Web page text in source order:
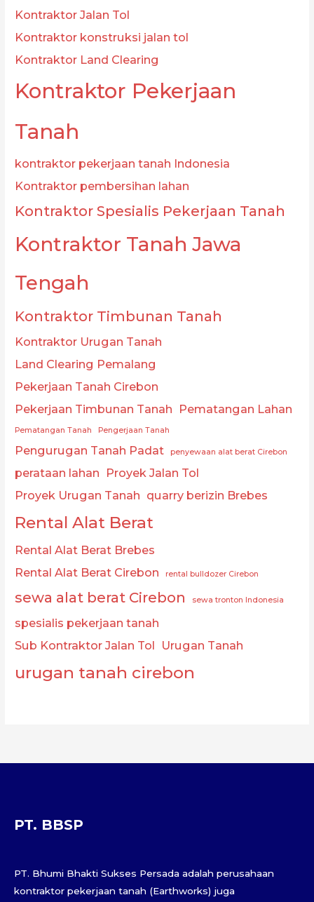
Kontraktor Jalan Tol
Kontraktor konstruksi jalan tol
Kontraktor Land Clearing
Kontraktor Pekerjaan
Tanah
kontraktor pekerjaan tanah Indonesia
Kontraktor pembersihan lahan
Kontraktor Spesialis Pekerjaan Tanah
Kontraktor Tanah Jawa
Tengah
Kontraktor Timbunan Tanah
Kontraktor Urugan Tanah
Land Clearing Pemalang
Pekerjaan Tanah Cirebon
Pekerjaan Timbunan Tanah Pematangan Lahan
Pematangan Tanah Pengerjaan Tanah
Pengurugan Tanah Padat penyewaan alat berat Cirebon
perataan lahan Proyek Jalan Tol
Proyek Urugan Tanah quarry berizin Brebes
Rental Alat Berat
Rental Alat Berat Brebes
Rental Alat Berat Cirebon
rental bulldozer Cirebon
sewa alat berat Cirebon sewa tronton Indonesia
spesialis pekerjaan tanah
Sub Kontraktor Jalan Tol Urugan Tanah
urugan tanah cirebon
PT. BBSP
PT. Bhumi Bhakti Sukses Persada adalah perusahaan
kontraktor pekerjaan tanah (Earthworks) juga